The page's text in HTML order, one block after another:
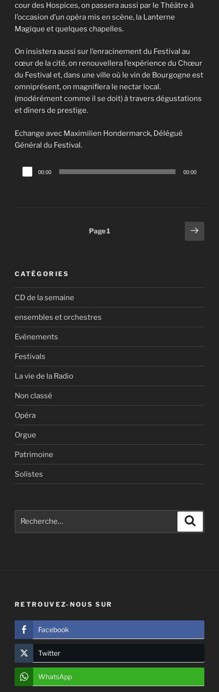
cour des Hospices, on passera aussi par le Théâtre à
l’occasion d’un opéra mis en scène, la Lanterne
Magique et quelques chapelles.
On insistera aussi sur l’enracinement du Festival au
cœur de la cité, on renouvellera l’expérience du Chœur
du Festival et, dans une ville où le vin de Bourgogne est
omniprésent, on magnifiera le nectar local.
(modérément comme il se doit) à travers dégustations
et dîners de prestige.
Echange avec Maximilien Hondermarck, Délégué
Général du Festival.
Lecteur
audio
00:00 00:00
Page1
Page
CATÉGORIES
CD de la semaine
ensembles et orchestres
Evénements
Festivals
La vie de la Radio
Non classé
Opéra
Orgue
Patrimoine
Solistes
RETROUVEZ-NOUS SUR
Facebook
Twitter
WhatsApp